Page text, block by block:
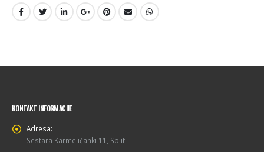
KONTAKT INFORMACIJE
Adresa:
Sestara Karmelićanki 11, Split